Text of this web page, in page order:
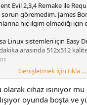
Evil 2,3,4 Remake ile
göremedim. James
hiç ilgim olmadığı
Linux sistemleri için Easy
arasında 512x512
oyun ağırlığı veya işlem
biraz tıkanıyor. Şahsi
SSD alıp PS5 e takıp
Genişletmek için tıkla ...
cihaz ısınıyor
oyunda boşta ve